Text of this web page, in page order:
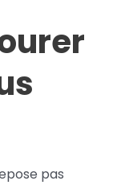
pas